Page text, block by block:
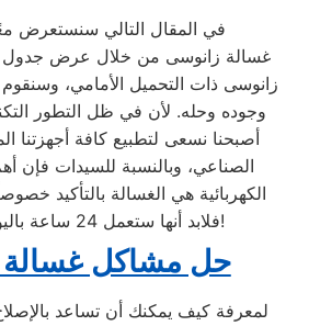
في المقال التالي سنستعرض
غسالة زانوسى من خلال عرض جدول
زانوسى ذات التحميل الأمامي، وسنقوم
وجوده وحله. لأن في ظل التطور
أصبحنا نسعى لتطبيع كافة أجهزتنا
الصناعي، وبالنسبة للسيدات فإن
الكهربائية هي الغسالة بالتأكيد
فلابد أنها ستعمل 24 ساعة باليوم دون توقف!
حل مشاكل
لمعرفة كيف يمكنك أن تساعد